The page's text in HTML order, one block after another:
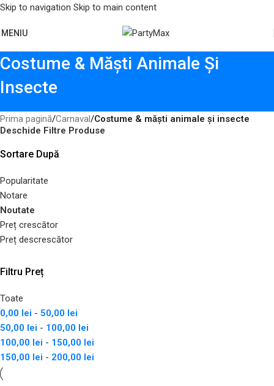
Skip to navigation Skip to main content
MENIU
Costume & Măști Animale Și
Insecte
Prima pagină/Carnaval/Costume & măști animale și insecte
Deschide Filtre Produse
Sortare După
Popularitate
Notare
Noutate
Preț crescător
Preț descrescător
Filtru Preț
Toate
0,00 lei - 50,00 lei
50,00 lei - 100,00 lei
100,00 lei - 150,00 lei
150,00 lei - 200,00 lei